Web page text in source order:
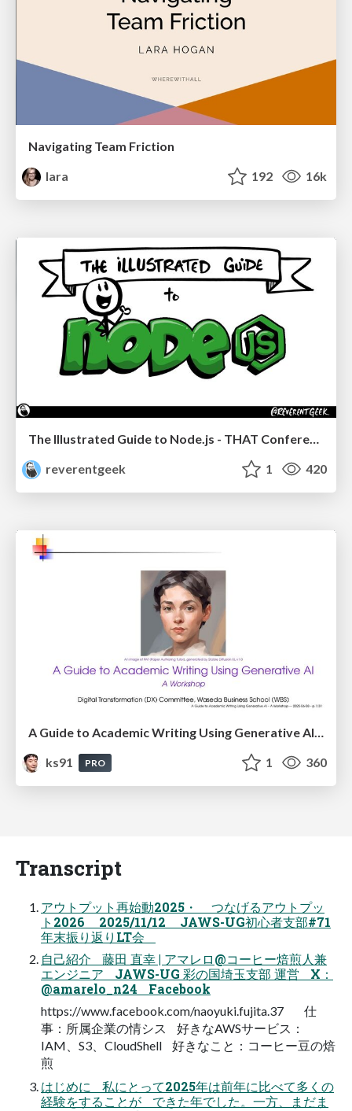
Navigating Team Friction
lara
192 16k
The Illustrated Guide to Node.js - THAT Conference 2024
reverentgeek
1 420
ks91
PRO 1 360
Transcript
アウトプット再始動2025・ つなげるアウトプッ
ト2026 2025/11/12 JAWS-UG初心者支部#71
年末振り返りLT会
自己紹介 藤田 直幸 | アマレロ@コーヒー焙煎人兼
エンジニア JAWS-UG 彩の国埼玉支部 運営 X：
@amarelo_n24 Facebook
https://www.facebook.com/naoyuki.fujita.37 仕
事：所属企業の情シス 好きなAWSサービス：
IAM、S3、CloudShell 好きなこと：コーヒー豆の焙
煎
はじめに 私にとって2025年は前年に比べて多くの
経験をすることが できた年でした。一方、まだま